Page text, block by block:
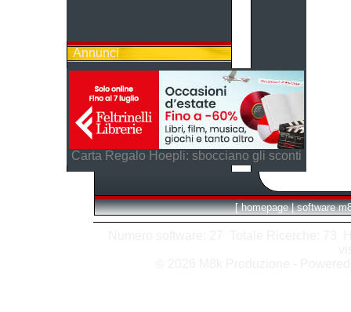
Annunci
Carta Regalo Hoepli: sbocciano gli sconti
[ homepage | software